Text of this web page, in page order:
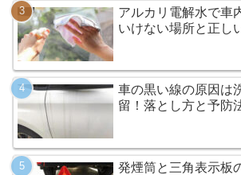
アルカリ電解水で車
いけない場所と正し
車の黒い線の原因は
留！落とし方と予防
発煙筒と三角表示板